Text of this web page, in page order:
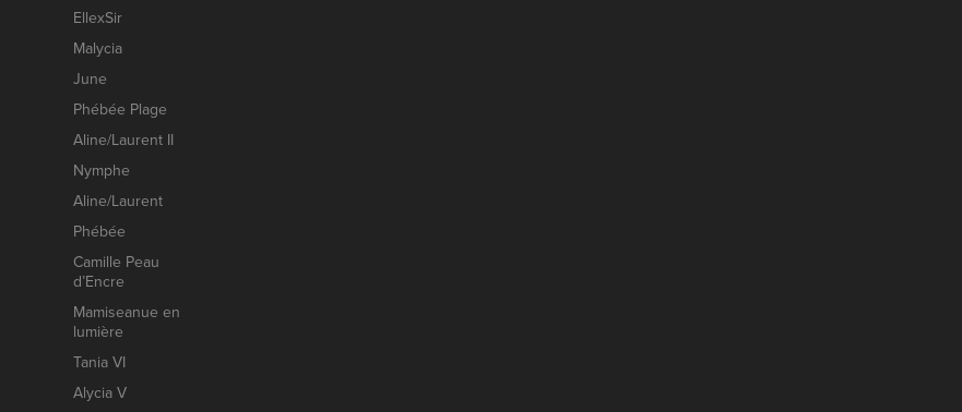
EllexSir
Malycia
June
Phébée Plage
Aline/Laurent II
Nymphe
Aline/Laurent
Phébée
Camille Peau
d’Encre
Mamiseanue en
lumière
Tania VI
Alycia V